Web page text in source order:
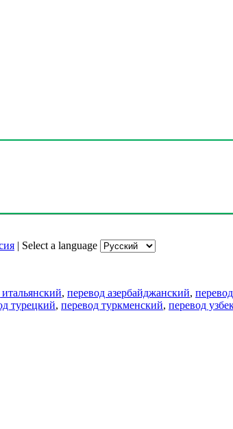
| Select a language
, перевод азербайджанский,
турецкий, перевод туркменский, перевод